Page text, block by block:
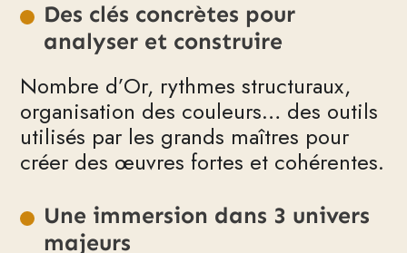
Des clés concrètes pour
analyser et construire
Nombre d’Or, rythmes structuraux,
organisation des couleurs… des outils
utilisés par les grands maîtres pour
créer des œuvres fortes et cohérentes.
Une immersion dans 3 univers
majeurs